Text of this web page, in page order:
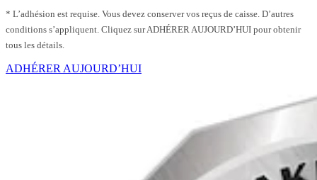
* L’adhésion est requise. Vous devez conserver vos reçus de caisse. D’autres
conditions s’appliquent. Cliquez sur ADHÉRER AUJOURD’HUI pour obtenir
tous les détails.
ADHÉRER AUJOURD’HUI